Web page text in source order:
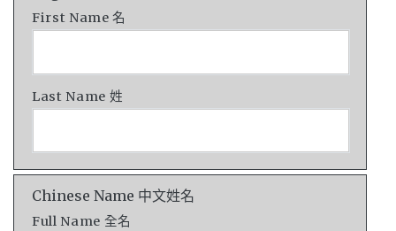
First Name 名
Last Name 姓
Chinese Name 中文姓名
Full Name 全名